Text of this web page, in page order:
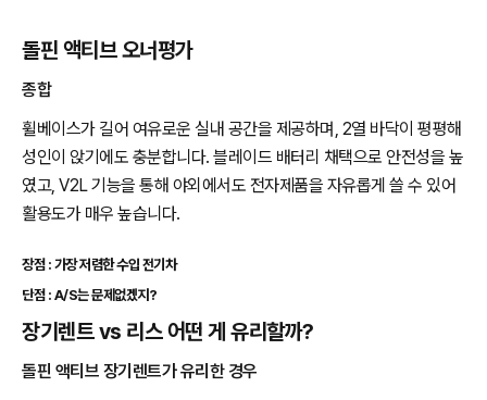
돌핀 액티브 오너평가
종합
휠베이스가 길어 여유로운 실내 공간을 제공하며, 2열 바닥이 평평해
성인이 앉기에도 충분합니다. 블레이드 배터리 채택으로 안전성을 높
였고, V2L 기능을 통해 야외에서도 전자제품을 자유롭게 쓸 수 있어
활용도가 매우 높습니다.
장점 : 가장 저렴한 수입 전기차
단점 : A/S는 문제없겠지?
장기렌트 vs 리스 어떤 게 유리할까?
돌핀 액티브 장기렌트가 유리한 경우